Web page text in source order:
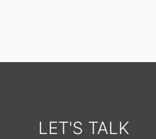
LET'S TALK